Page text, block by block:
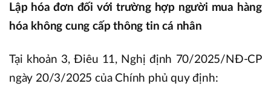
Lập hóa đơn đối với trường hợp người mua hàng
hóa không cung cấp thông tin cá nhân
Tại khoản 3, Điêu 11, Nghị định 70/2025/NĐ-CP
ngày 20/3/2025 của Chính phủ quy định: